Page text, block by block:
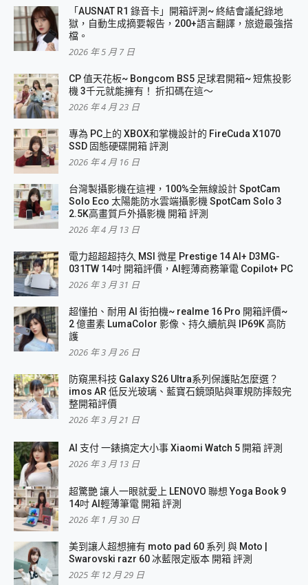
「AUSNAT R1 錄音卡」開箱評測~ 終結會議紀錄地
獄，自動生成摘要報告，200+語言翻譯，旅遊最強搭
檔。
2026 年 5 月 7 日
CP 值天花板~ Bongcom BS5 足球君開箱~ 短焦投影
機 3千元就能擁有！ 折扣碼在這～
2026 年 4 月 23 日
專為 PC上的 XBOX和掌機設計的 FireCuda X1070
SSD 固態硬碟開箱 評測
2026 年 4 月 16 日
台灣製攝影機在這裡，100%全無線設計 SpotCam
Solo Eco 太陽能防水雲端攝影機 SpotCam Solo 3
2.5K高畫質戶外攝影機 開箱 評測
2026 年 4 月 13 日
電力超超超持久 MSI 微星 Prestige 14 AI+ D3MG-
031TW 14吋 開箱評價，AI輕薄商務筆電 Copilot+ PC
2026 年 3 月 31 日
超懂拍、耐用 AI 街拍機~ realme 16 Pro 開箱評價~
2 億畫素 LumaColor 影像、持久續航與 IP69K 高防
護
2026 年 3 月 26 日
防窺黑科技 Galaxy S26 Ultra系列保護貼怎麼選？
imos AR 低反光玻璃、藍寶石鏡頭貼與軍規防摔殼完
整開箱評價
2026 年 3 月 21 日
AI 支付 一錶搞定大小事 Xiaomi Watch 5 開箱 評測
2026 年 3 月 13 日
超驚艷 讓人一眼就愛上 LENOVO 聯想 Yoga Book 9
14吋 AI輕薄筆電 開箱 評測
2026 年 1 月 30 日
美到讓人超想擁有 moto pad 60 系列 與 Moto |
Swarovski razr 60 冰藍限定版本 開箱 評測
2025 年 12 月 29 日